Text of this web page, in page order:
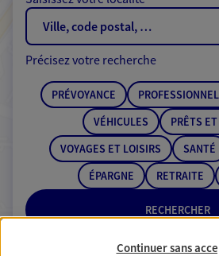
de
RECHERCHER
Précisez votre recherche
PRÉVOYANCE
VÉHICULES
PRÊTS
VOYAGES ET LOISIRS
SANTÉ
ÉPARGNE
RETRAITE
Continuer sans